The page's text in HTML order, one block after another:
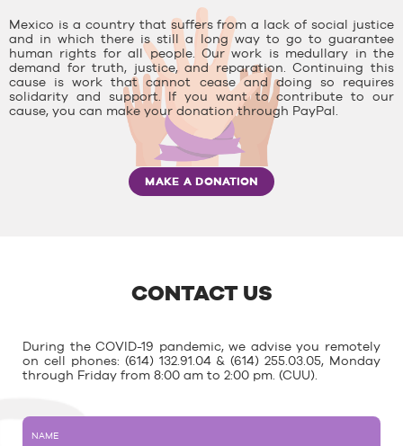
Mexico is a country that suffers from a lack of social justice
and in which there is still a long way to go to guarantee
human rights for all people. Our work is medullary in the
demand for truth, justice, and reparation. Continuing this
cause is work that cannot cease and doing so requires
solidarity and support. If you want to contribute to our
cause, you can make your donation through PayPal.
MAKE A DONATION
CONTACT US
During the COVID-19 pandemic, we advise you remotely
on cell phones: (614) 132.91.04 & (614) 255.03.05, Monday
through Friday from 8:00 am to 2:00 pm. (CUU).